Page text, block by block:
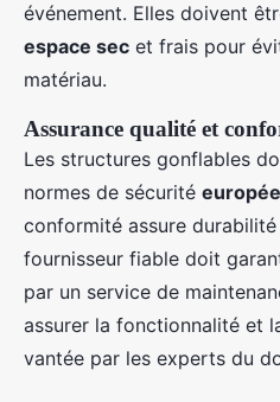
événement. Elles doivent
espace sec et frais pour
matériau.
Assurance qualité et
Les structures gonflables
normes de sécurité
conformité assure
fournisseur fiable doit
par un service de
assurer la fonctionnalité et
vantée par les experts du